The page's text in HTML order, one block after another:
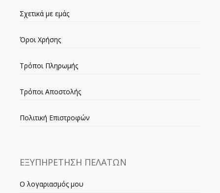
Σχετικά με εμάς
Όροι Χρήσης
Τρόποι Πληρωμής
Τρόποι Αποστολής
Πολιτική Επιστροφών
ΕΞΥΠΗΡΕΤΗΣΗ ΠΕΛΑΤΩΝ
Ο λογαριασμός μου